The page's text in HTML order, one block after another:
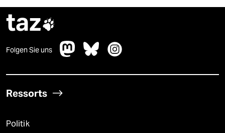
taz
Folgen Sie uns
Ressorts
Politik